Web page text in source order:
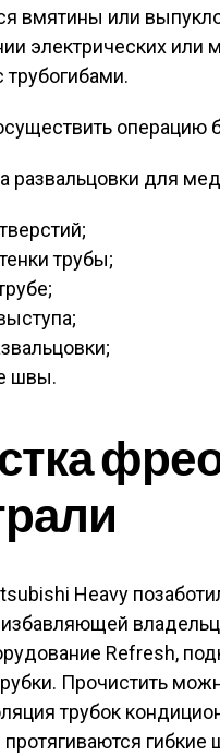
вмятины или
электрических или
операцию
развальцовки для
трубы;
швы.
Heavy
Refresh,
Прочистить
трубок